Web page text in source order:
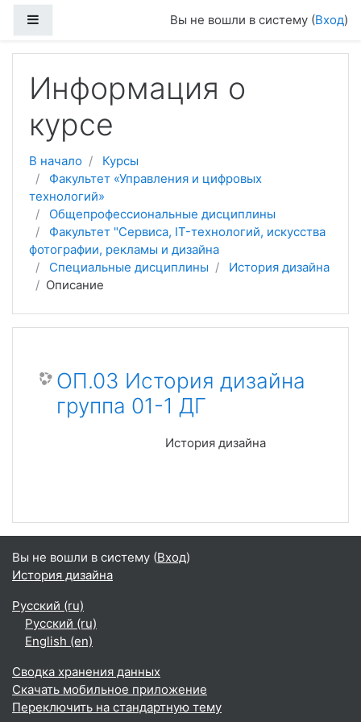
Вы не вошли в систему (Вход)
Информация о
курсе
В начало
Курсы
Факультет «Управления и цифровых
технологий»
Общепрофессиональные дисциплины
Факультет "Сервиса, IT-технологий, искусства
фотографии, рекламы и дизайна
Специальные дисциплины
История дизайна
Описание
ОП.03 История дизайна
группа 01-1 ДГ
История дизайна
Вы не вошли в систему (Вход)
История дизайна
Русский ‎(ru)‎
Русский ‎(ru)‎
English ‎(en)‎
Сводка хранения данных
Скачать мобильное приложение
Переключить на стандартную тему